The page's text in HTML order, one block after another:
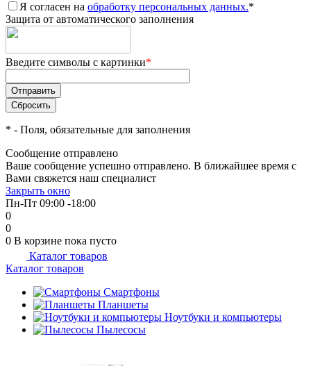
Я согласен на обработку персональных данных.*
Защита от автоматического заполнения
Введите символы с картинки*
* - Поля, обязательные для заполнения
Сообщение отправлено
Ваше сообщение успешно отправлено. В ближайшее время с
Вами свяжется наш специалист
Закрыть окно
Пн-Пт 09:00 -18:00
0
0
0 В корзине пока пусто
Каталог товаров
Каталог товаров
Смартфоны
Планшеты
Ноутбуки и компьютеры
Пылесосы
Получайте товар
выбранный способом
Оставшиеся75% будут
списыватьсяс вашей карты
по
Подробнее
об оплате Плайтом
недели
plait.ru